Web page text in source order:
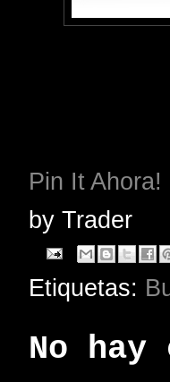
Pin It Ahora!
by Trader
Etiquetas:
No